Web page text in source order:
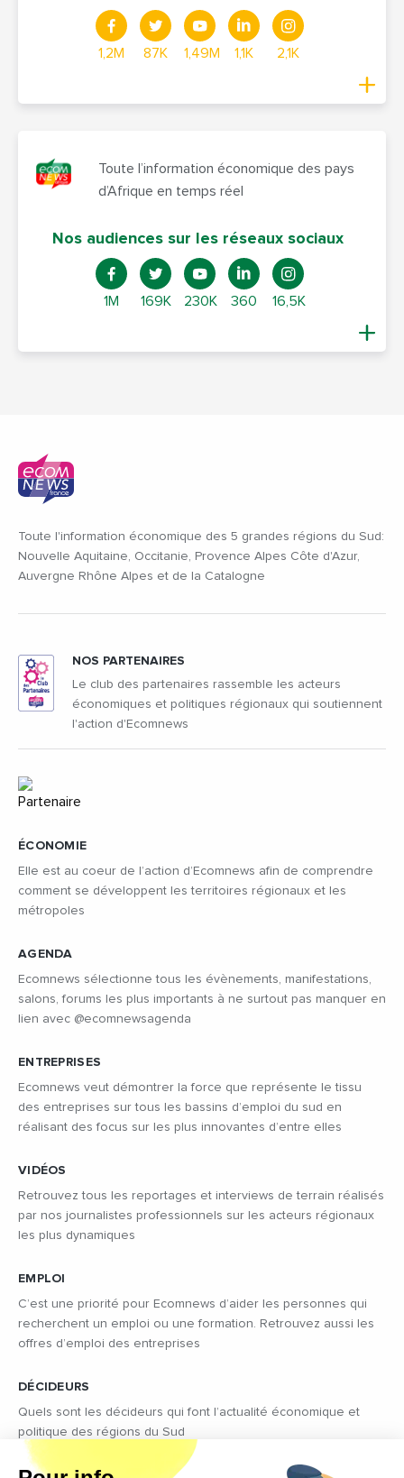
1,2M 87K 1,49M 1,1K 2,1K
Toute l’information économique des pays
d’Afrique en temps réel
Nos audiences sur les réseaux sociaux
1M 169K 230K 360 16,5K
Toute l'information économique des 5 grandes régions du Sud:
Nouvelle Aquitaine, Occitanie, Provence Alpes Côte d'Azur,
Auvergne Rhône Alpes et de la Catalogne
ÉCONOMIE
Elle est au coeur de l’action d’Ecomnews afin de comprendre
comment se développent les territoires régionaux et les
métropoles
AGENDA
Ecomnews sélectionne tous les évènements, manifestations,
salons, forums les plus importants à ne surtout pas manquer en
lien avec @ecomnewsagenda
ENTREPRISES
Ecomnews veut démontrer la force que représente le tissu
des entreprises sur tous les bassins d’emploi du sud en
réalisant des focus sur les plus innovantes d’entre elles
VIDÉOS
Retrouvez tous les reportages et interviews de terrain réalisés
par nos journalistes professionnels sur les acteurs régionaux
les plus dynamiques
EMPLOI
C’est une priorité pour Ecomnews d’aider les personnes qui
recherchent un emploi ou une formation. Retrouvez aussi les
offres d’emploi des entreprises
DÉCIDEURS
Quels sont les décideurs qui font l’actualité économique et
politique des régions du Sud
NOS PARTENAIRES
Le club des partenaires rassemble les acteurs
économiques et politiques régionaux qui soutiennent
l'action d'Ecomnews